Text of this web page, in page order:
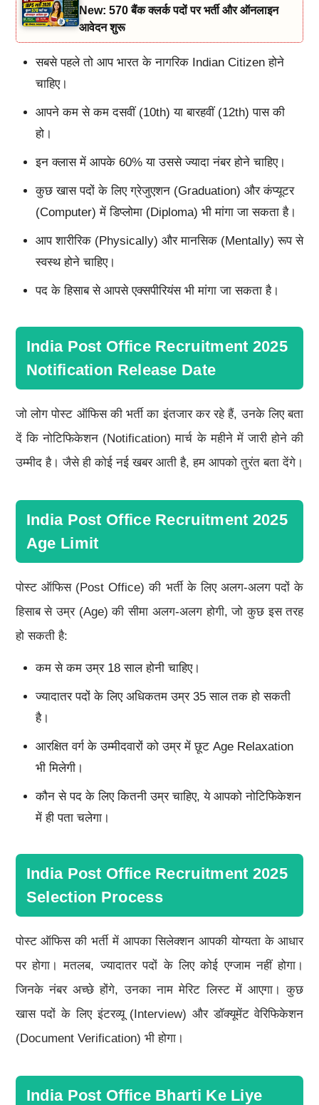
New: 570 बैंक क्लर्क पदों पर भर्ती और ऑनलाइन
आवेदन शुरू
सबसे पहले तो आप भारत के नागरिक Indian Citizen होने
चाहिए।
आपने कम से कम दसवीं (10th) या बारहवीं (12th) पास की
हो।
इन क्लास में आपके 60% या उससे ज्यादा नंबर होने चाहिए।
कुछ खास पदों के लिए ग्रेजुएशन (Graduation) और कंप्यूटर
(Computer) में डिप्लोमा (Diploma) भी मांगा जा सकता है।
आप शारीरिक (Physically) और मानसिक (Mentally) रूप से
स्वस्थ होने चाहिए।
पद के हिसाब से आपसे एक्सपीरियंस भी मांगा जा सकता है।
India Post Office Recruitment 2025
Notification Release Date
जो लोग पोस्ट ऑफिस की भर्ती का इंतजार कर रहे हैं, उनके लिए बता
दें कि नोटिफिकेशन (Notification) मार्च के महीने में जारी होने की
उम्मीद है। जैसे ही कोई नई खबर आती है, हम आपको तुरंत बता देंगे।
India Post Office Recruitment 2025
Age Limit
पोस्ट ऑफिस (Post Office) की भर्ती के लिए अलग-अलग पदों के
हिसाब से उम्र (Age) की सीमा अलग-अलग होगी, जो कुछ इस तरह
हो सकती है:
कम से कम उम्र 18 साल होनी चाहिए।
ज्यादातर पदों के लिए अधिकतम उम्र 35 साल तक हो सकती
है।
आरक्षित वर्ग के उम्मीदवारों को उम्र में छूट Age Relaxation
भी मिलेगी।
कौन से पद के लिए कितनी उम्र चाहिए, ये आपको नोटिफिकेशन
में ही पता चलेगा।
India Post Office Recruitment 2025
Selection Process
पोस्ट ऑफिस की भर्ती में आपका सिलेक्शन आपकी योग्यता के आधार
पर होगा। मतलब, ज्यादातर पदों के लिए कोई एग्जाम नहीं होगा।
जिनके नंबर अच्छे होंगे, उनका नाम मेरिट लिस्ट में आएगा। कुछ
खास पदों के लिए इंटरव्यू (Interview) और डॉक्यूमेंट वेरिफिकेशन
(Document Verification) भी होगा।
India Post Office Bharti Ke Liye